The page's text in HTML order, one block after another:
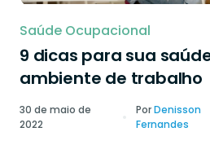
Saúde Ocupacional
9 dicas para sua
ambiente de trabalho
30 de maio de
2022
PorDenisson
Fernandes